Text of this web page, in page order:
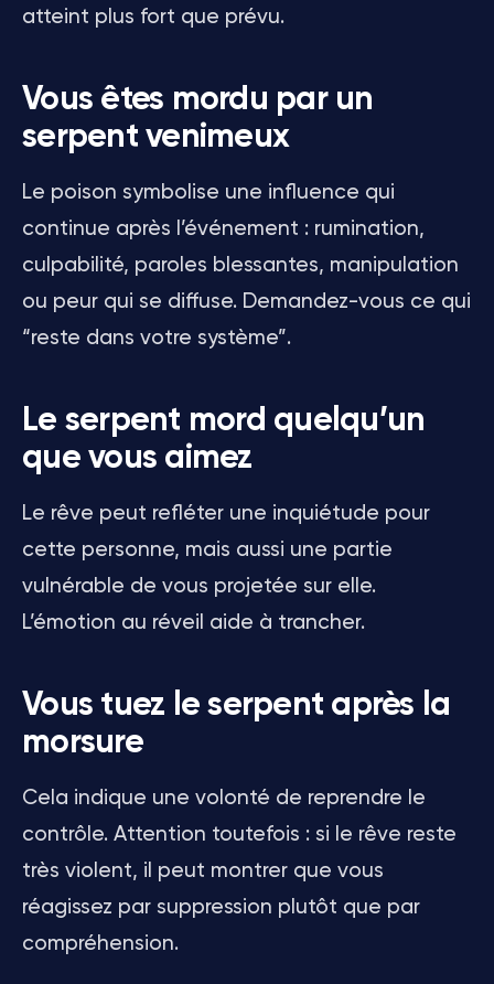
atteint plus fort que prévu.
Vous êtes mordu par un
serpent venimeux
Le poison symbolise une influence qui
continue après l’événement : rumination,
culpabilité, paroles blessantes, manipulation
ou peur qui se diffuse. Demandez-vous ce qui
“reste dans votre système”.
Le serpent mord quelqu’un
que vous aimez
Le rêve peut refléter une inquiétude pour
cette personne, mais aussi une partie
vulnérable de vous projetée sur elle.
L’émotion au réveil aide à trancher.
Vous tuez le serpent après la
morsure
Cela indique une volonté de reprendre le
contrôle. Attention toutefois : si le rêve reste
très violent, il peut montrer que vous
réagissez par suppression plutôt que par
compréhension.